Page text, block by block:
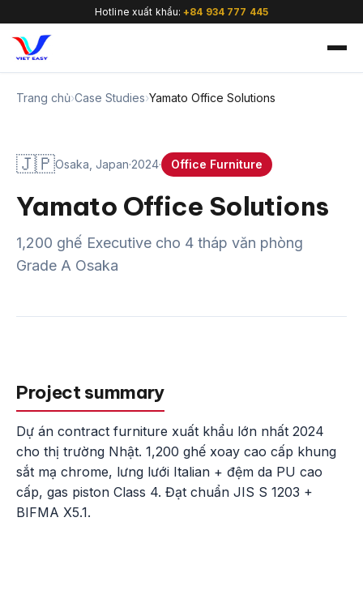
Hotline xuất khẩu:+84 934 777 445
Trang chủ›Case Studies›Yamato Office Solutions
🇯🇵Osaka, Japan·2024· Office Furniture
Yamato Office Solutions
1,200 ghế Executive cho 4 tháp văn phòng
Grade A Osaka
Project summary
Dự án contract furniture xuất khẩu lớn nhất 2024
cho thị trường Nhật. 1,200 ghế xoay cao cấp khung
sắt mạ chrome, lưng lưới Italian + đệm da PU cao
cấp, gas piston Class 4. Đạt chuẩn JIS S 1203 +
BIFMA X5.1.